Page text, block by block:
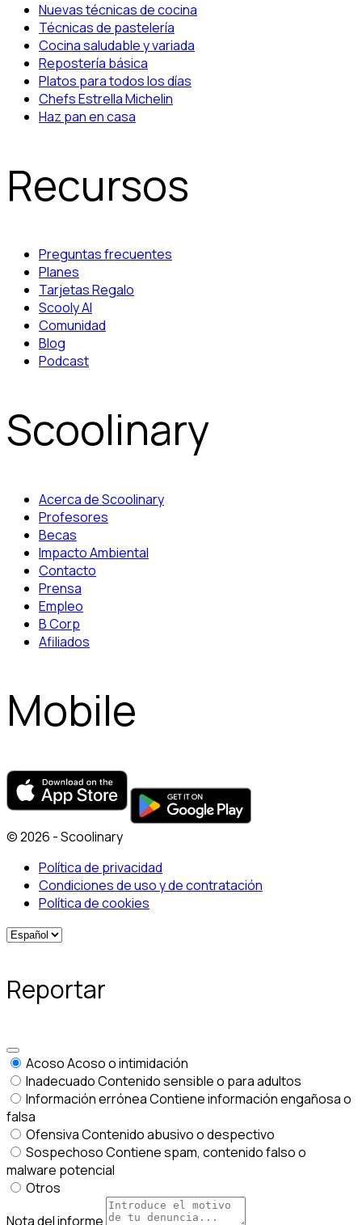
Nuevas técnicas de cocina
Técnicas de pastelería
Cocina saludable y variada
Repostería básica
Platos para todos los días
Chefs Estrella Michelin
Haz pan en casa
Recursos
Preguntas frecuentes
Planes
Tarjetas Regalo
Scooly AI
Comunidad
Blog
Podcast
Scoolinary
Acerca de Scoolinary
Profesores
Becas
Impacto Ambiental
Contacto
Prensa
Empleo
B Corp
Afiliados
Mobile
© 2026 - Scoolinary
Política de privacidad
Condiciones de uso y de contratación
Política de cookies
Reportar
AcosoAcoso o intimidación
InadecuadoContenido sensible o para adultos
Información erróneaContiene información engañosa o
falsa
OfensivaContenido abusivo o despectivo
SospechosoContiene spam, contenido falso o
malware potencial
Otros
Nota del informe